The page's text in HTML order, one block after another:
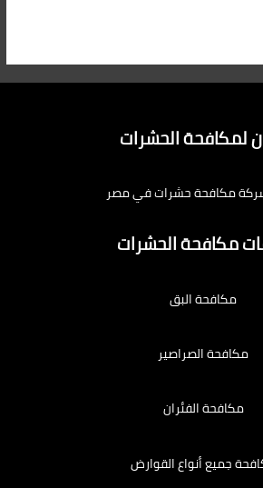
لمكافحة الحشرات
مكافحة حشرات في مصر
مكافحة الحشرات
مكافحة البق
مكافحة الصراصير
مكافحة الفئران
جميع أنواع القوارض